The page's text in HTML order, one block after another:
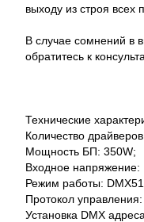
выходу из строя всех
В случае сомнений в
обратитесь к
Технические
Количество
Мощность БП: 350W;
Входное напряжение:
Режим работы:
Протокол
Установка DMX